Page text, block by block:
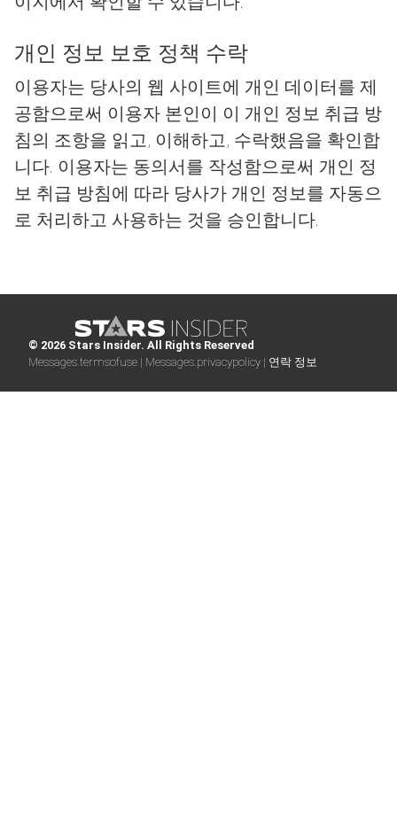
개인 정보 보호 정책 수락
이용자는 당사의 웹 사이트에 개인 데이터를 제
공함으로써 이용자 본인이 이 개인 정보 취급 방
침의 조항을 읽고, 이해하고, 수락했음을 확인합
니다. 이용자는 동의서를 작성함으로써 개인 정
보 취급 방침에 따라 당사가 개인 정보를 자동으
로 처리하고 사용하는 것을 승인합니다.
© 2026 Stars Insider. All Rights Reserved
Messages.termsofuse | Messages.privacypolicy | 연락 정보